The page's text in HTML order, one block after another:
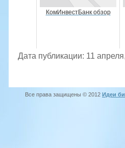
КомИнвестБанк обзор
Дата публикации: 11
Все права защищены © 2012 Идеи